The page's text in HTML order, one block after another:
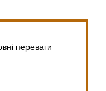
переваги